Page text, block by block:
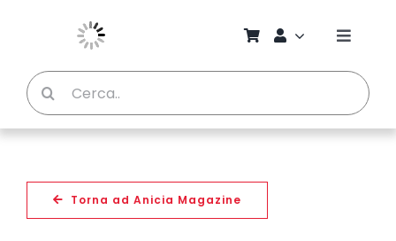
Toggle
Chi
Cerca
per:
Torna ad Anicia Magazine